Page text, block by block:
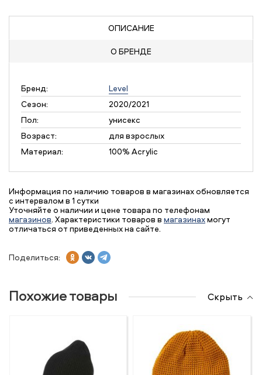
ОПИСАНИЕ
О БРЕНДЕ
Бренд:
Level
Сезон:
2020/2021
Пол:
унисекс
Возраст:
для взрослых
Материал:
100% Acrylic
Информация по наличию товаров в магазинах обновляется
с интервалом в 1 сутки
Уточняйте о наличии и цене товара по телефонам
магазинов. Характеристики товаров в магазинахмогут
отличаться от приведенных на сайте.
Поделиться:
Похожие товары Скрыть